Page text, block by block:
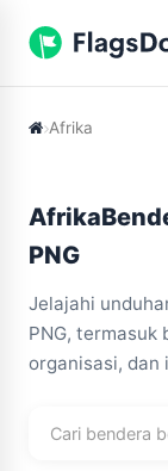
Afrika
PNG
Jelajahi
PNG, termasuk
organisasi, dan